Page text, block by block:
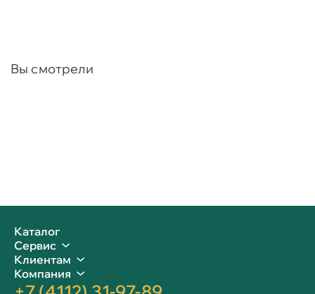
Вы смотрели
Каталог
Сервис
Клиентам
Компания